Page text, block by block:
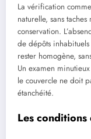
La vérification
naturelle, sans
conservation.
de dépôts
rester homogène,
Un examen
le couvercle ne doit
étanchéité.
Les